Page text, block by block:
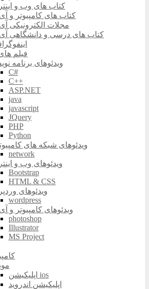
کتاب های وب و
کتاب های کامپیوتر و
مجلات الکترونیکی
کتاب های درسی و دانشگاهی
فیلم
ویدئوهای برنامه
C#
C++
ASP.NET
java
javascript
JQuery
PHP
Python
ویدئوهای شبکه های
network
ویدئوهای وب و
Bootstrap
HTML & CSS
ویدئوهای
wordpress
ویدئوهای کامپیوتر و
photoshop
Illustrator
MS Project
اپلیکیشن ios
اپلیکیشن اندروید